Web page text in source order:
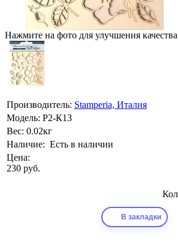
Нажмите на фото для улучшения
Производитель: Stamperia, Италия
Модель: Р2-К13
Вес: 0.02кг
Наличие: Есть в наличии
Цена:
230 руб.
В закладки